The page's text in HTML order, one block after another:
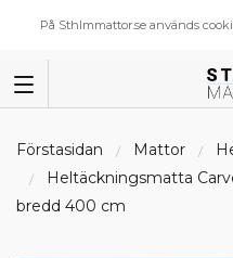
På Sthlmmattor.se används
Förstasidan Mattor
Heltäckningsmatta
bredd 400 cm